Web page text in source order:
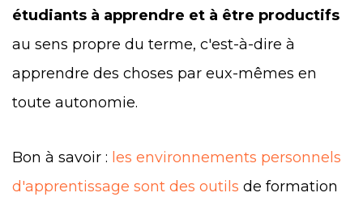
étudiants à apprendre et à être productifs
au sens propre du terme, c'est-à-dire à
apprendre des choses par eux-mêmes en
toute autonomie.
Bon à savoir : les environnements personnels
d'apprentissage sont des outils de formation